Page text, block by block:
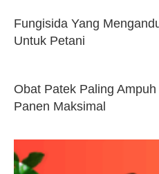
Fungisida Yang
Untuk Petani
Obat Patek Paling
Panen Maksimal